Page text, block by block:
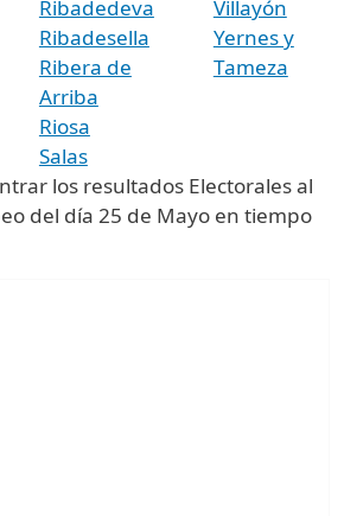
Ribadedeva
Ribadesella
Ribera de
Arriba
Riosa
Salas
Villayón
Yernes y
Tameza
los resultados Electorales al
del día 25 de Mayo en tiempo